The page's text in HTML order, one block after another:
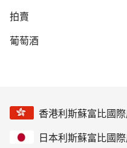
拍賣
葡萄酒
香港利斯蘇富比國
日本利斯蘇富比國